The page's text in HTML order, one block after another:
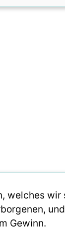
welches wir
Gewinn.